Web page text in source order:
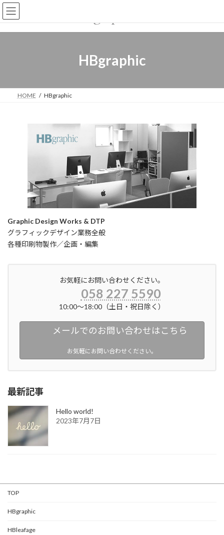
コ
ン
テ
ン
ナ
ビ
ゲ
ー
HBgraphic
HOME HBgraphic
Graphic Design Works & DTP
グラフィックデザイン業務全般
各種印刷物製作／企画・編集
お気軽にお問い合わせください。
058 227 5590
10:00〜18:00（土日・祝日除く）
メールでのお問い合わせはこちら
お気軽にお問い合わせください。
最新記事
Hello world!
2023年7月7日
TOP
HBgraphic
HBleafage